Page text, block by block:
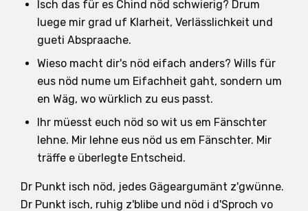
Isch das für es Chind nöd schwierig? Drum
luege mir grad uf Klarheit, Verlässlichkeit und
gueti Abspraache.
Wieso macht dir's nöd eifach anders? Wills für
eus nöd nume um Eifachheit gaht, sondern um
en Wäg, wo würklich zu eus passt.
Ihr müesst euch nöd so wit us em Fänschter
lehne. Mir lehne eus nöd us em Fänschter. Mir
träffe e überlegte Entscheid.
Dr Punkt isch nöd, jedes Gägeargumänt z'gwünne.
Dr Punkt isch, ruhig z'blibe und nöd i d'Sproch vo